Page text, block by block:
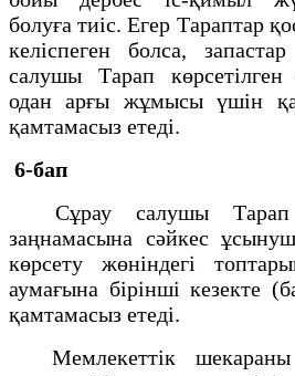
болуға тиіс. Егер Тараптар
келіспеген болса,
салушы Тарап
одан арғы жұмысы үшін
қамтамасыз етеді.
6-бап
Сұрау салушы Тарап
заңнамасына сәйкес
көрсету жөніндегі
аумағына бірінші кезекте
қамтамасыз етеді.
Мемлекеттік